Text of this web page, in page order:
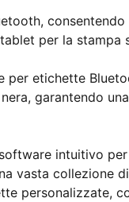
per la stampa
per etichette
garantendo
intuitivo
vasta collezione
personalizzate,